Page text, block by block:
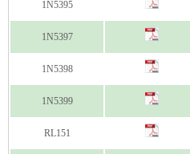
1N5395
1N5397
1N5398
1N5399
RL151